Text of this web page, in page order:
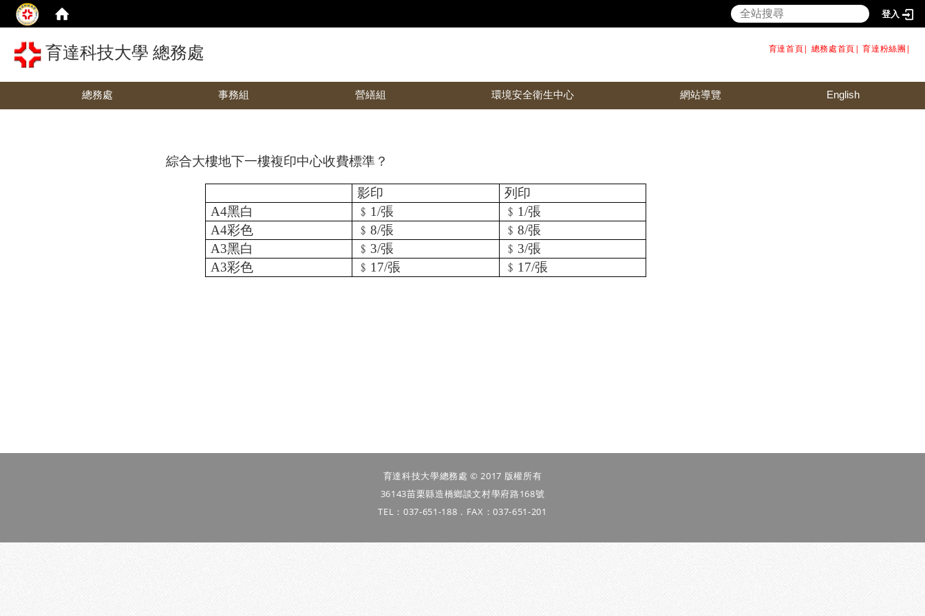
登入
育達科技大學 總務處 育達首頁| 總務處首頁| 育達粉絲團|
總務處 事務組 營繕組 環境安全衛生中心 網站導覽 English
綜合大樓地下一樓複印中心收費標準？
影印
列印
A4黑白 ﹩1/張
﹩1/張
A4彩色 ﹩8/張
﹩8/張
A3黑白 ﹩3/張
﹩3/張
A3彩色 ﹩17/張 ﹩17/張
育達科技大學總務處 © 2017 版權所有
36143苗栗縣造橋鄉談文村學府路168號
TEL：037-651-188．FAX：037-651-201